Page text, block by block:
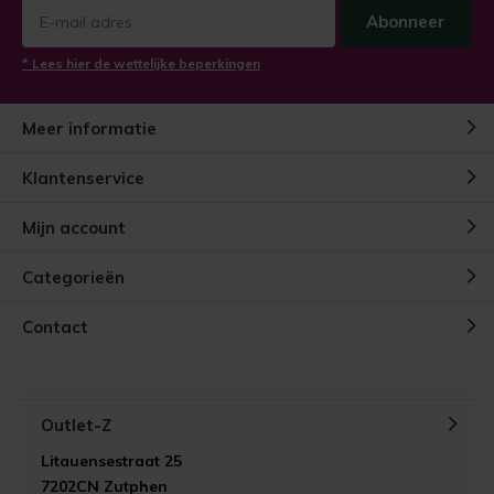
Abonneer
* Lees hier de wettelijke beperkingen
Meer informatie
Klantenservice
Mijn account
Categorieën
Contact
Outlet-Z
Litauensestraat 25
7202CN Zutphen